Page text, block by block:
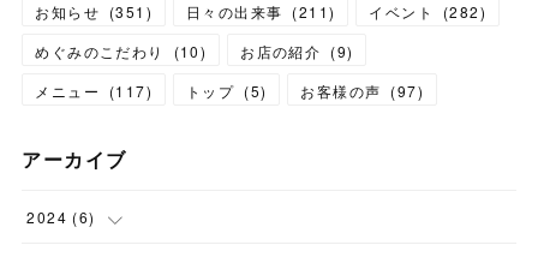
お知らせ (351 ) 日々の出来事 (211) イベント (282)
めぐみのこだわり
(10) お店の紹介 (9)
メニュー
(117) トップ (5) お客様の声 (97)
アーカイブ
2024 (6)